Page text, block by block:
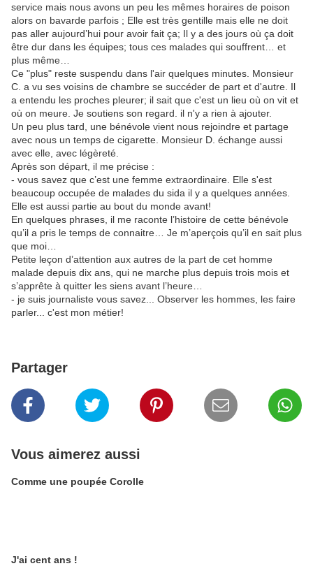
service mais nous avons un peu les mêmes horaires de poison
alors on bavarde parfois ; Elle est très gentille mais elle ne doit
pas aller aujourd’hui pour avoir fait ça; Il y a des jours où ça doit
être dur dans les équipes; tous ces malades qui souffrent… et
plus même…
Ce "plus" reste suspendu dans l'air quelques minutes. Monsieur
C. a vu ses voisins de chambre se succéder de part et d'autre. Il
a entendu les proches pleurer; il sait que c'est un lieu où on vit et
où on meure. Je soutiens son regard. il n'y a rien à ajouter.
Un peu plus tard, une bénévole vient nous rejoindre et partage
avec nous un temps de cigarette. Monsieur D. échange aussi
avec elle, avec légèreté.
Après son départ, il me précise :
- vous savez que c’est une femme extraordinaire. Elle s'est
beaucoup occupée de malades du sida il y a quelques années.
Elle est aussi partie au bout du monde avant!
En quelques phrases, il me raconte l’histoire de cette bénévole
qu’il a pris le temps de connaitre… Je m’aperçois qu’il en sait plus
que moi…
Petite leçon d’attention aux autres de la part de cet homme
malade depuis dix ans, qui ne marche plus depuis trois mois et
s’apprête à quitter les siens avant l’heure…
- je suis journaliste vous savez... Observer les hommes, les faire
parler... c'est mon métier!
Partager
Vous aimerez aussi
Comme une poupée Corolle
J'ai cent ans !